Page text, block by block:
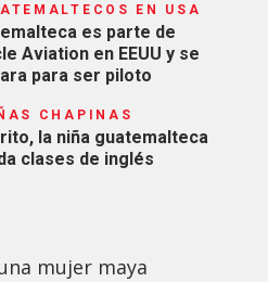
EN USA
es parte de
Aviation en EEUU y se
para ser piloto
CHAPINAS
la niña guatemalteca
clases de inglés
mujer maya